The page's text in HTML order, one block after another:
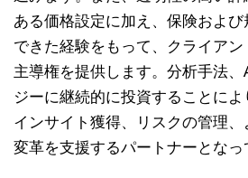
ある価格設定に加え、保険およ
できた経験をもって、クライア
主導権を提供します。分析手法、
ジーに継続的に投資することに
インサイト獲得、リスクの管理
変革を支援するパートナーとなっ